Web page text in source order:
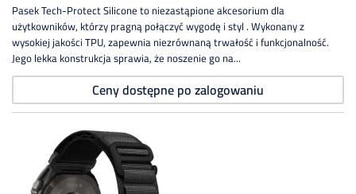
Pasek Tech-Protect Silicone to niezastąpione akcesorium dla
użytkowników, którzy pragną połączyć wygodę i styl . Wykonany z
wysokiej jakości TPU, zapewnia niezrównaną trwałość i funkcjonalność.
Jego lekka konstrukcja sprawia, że noszenie go na...
Ceny dostępne po zalogowaniu